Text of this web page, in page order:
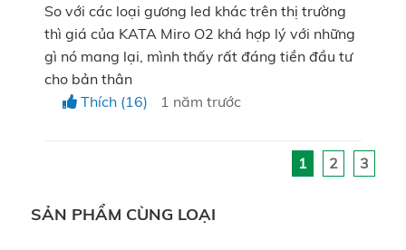
Chế độ ánh sáng ấm dịu - Warm Light (CCT =
3000K):Mang đến cảm giác ấm áp, phù hợp sử
dụng khi bạn cần trang điểm trong các buổi tiệc tối
với không gian ánh sáng vàng. Đặc biệt, chế độ
giúp bạn dễ dàng thư giãn vào buổi tối.
So với các loại gương led khác trên thị trường
thì giá của KATA Miro O2 khá hợp lý với những
gì nó mang lại, mình thấy rất đáng tiền đầu tư
cho bản thân
Thích (16)
1 năm trước
1 2 3
SẢN PHẨM CÙNG LOẠI